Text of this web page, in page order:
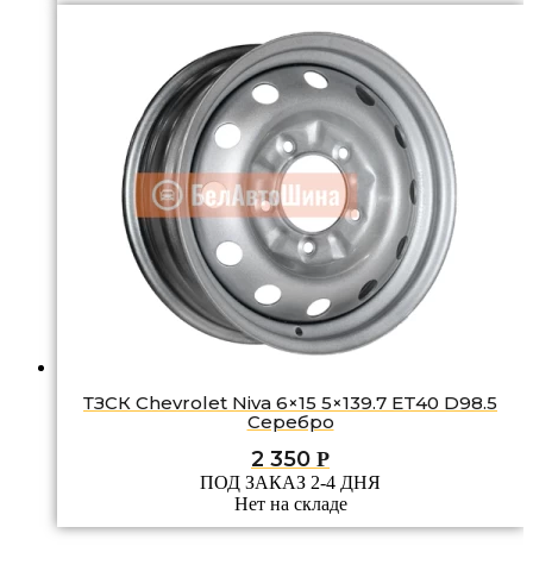
ТЗСК Chevrolet Niva 6×15 5×139.7 ET40 D98.5
Серебро
2 350 Р
ПОД ЗАКАЗ 2-4 ДНЯ
Нет на складе